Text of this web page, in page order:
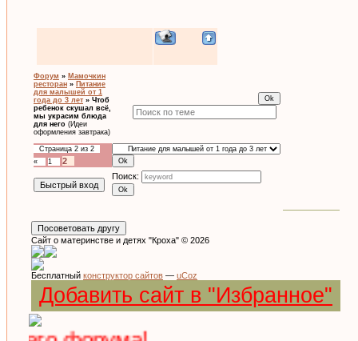
Форум » Мамочкин
ресторан » Питание
для малышей от 1
года до 3 лет » Чтоб
ребенок скушал всё,
мы украсим блюда
для него (Идеи
оформления завтрака)
Страница 2 из 2
«
1
2
Поиск:
Сайт о материнстве и детях "Кроха" © 2026
Бесплатный конструктор сайтов — uCoz
Добавить сайт в "Избранное"